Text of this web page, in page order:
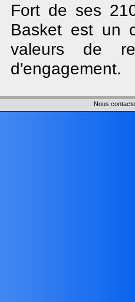
Fort de ses
Basket est un
valeurs de
d'engagement.
Nous